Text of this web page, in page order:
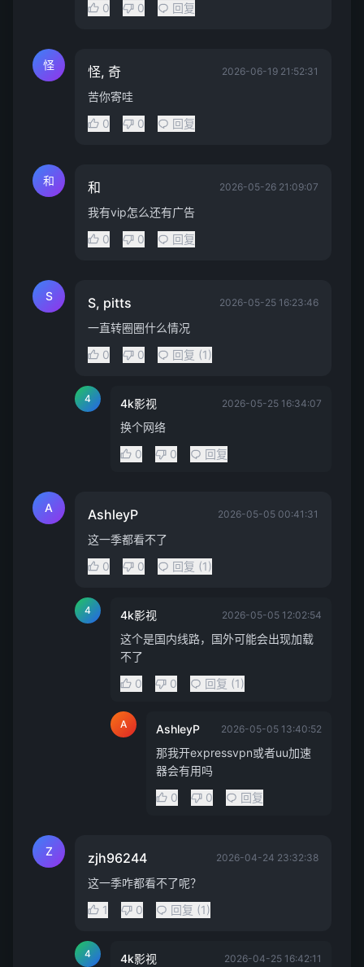
0
0 回复
怪 怪, 奇 2026-06-19 21:52:31
苦你寄哇
0
0 回复
和 和 2026-05-26 21:09:07
我有vip怎么还有广告
0
0 回复
S S, pitts 2026-05-25 16:23:46
一直转圈圈什么情况
0
0 回复 (1)
4 4k影视 2026-05-25 16:34:07
换个网络
0
0 回复
A AshleyP 2026-05-05 00:41:31
这一季都看不了
0
0 回复 (1)
4 4k影视 2026-05-05 12:02:54
这个是国内线路，国外可能会出现加载
不了
0
0 回复 (1)
A AshleyP 2026-05-05 13:40:52
那我开expressvpn或者uu加速
器会有用吗
0
0 回复
Z zjh96244 2026-04-24 23:32:38
这一季咋都看不了呢？
1
0 回复 (1)
4 4k影视 2026-04-25 16:42:11